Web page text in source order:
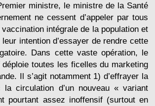
ministre, le ministre de la Santé
ne cessent d’appeler par tous
intégrale de la population et
intention d’essayer de rendre cette
Dans cette vaste opération, le
déploie toutes les ficelles du marketing
Il s’agit notamment 1) d’effrayer la
la circulation d’un nouveau « variant
pourtant assez inoffensif (surtout en